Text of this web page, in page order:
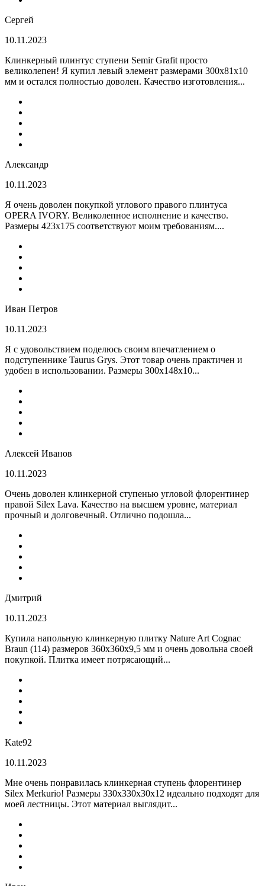
Сергей
10.11.2023
Клинкерный плинтус ступени Semir Grafit просто
великолепен! Я купил левый элемент размерами 300х81х10
мм и остался полностью доволен. Качество изготовления...
Александр
10.11.2023
Я очень доволен покупкой углового правого плинтуса
OPERA IVORY. Великолепное исполнение и качество.
Размеры 423х175 соответствуют моим требованиям....
Иван Петров
10.11.2023
Я с удовольствием поделюсь своим впечатлением о
подступеннике Taurus Grys. Этот товар очень практичен и
удобен в использовании. Размеры 300х148х10...
Алексей Иванов
10.11.2023
Очень доволен клинкерной ступенью угловой флорентинер
правой Silex Lava. Качество на высшем уровне, материал
прочный и долговечный. Отлично подошла...
Дмитрий
10.11.2023
Купила напольную клинкерную плитку Nature Art Cognac
Braun (114) размеров 360x360x9,5 мм и очень довольна своей
покупкой. Плитка имеет потрясающий...
Kate92
10.11.2023
Мне очень понравилась клинкерная ступень флорентинер
Silex Merkurio! Размеры 330х330х30х12 идеально подходят для
моей лестницы. Этот материал выглядит...